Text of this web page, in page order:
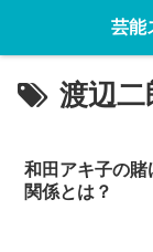
渡辺二
和田アキ子の
関係とは？
芸能